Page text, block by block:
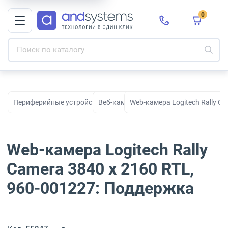
0
Периферийные устройства для рабочих мест, офиса и дома
Веб-камеры
Web-камера Logitech Rally
Camera 3840 x 2160 RTL,
960-001227: Поддержка